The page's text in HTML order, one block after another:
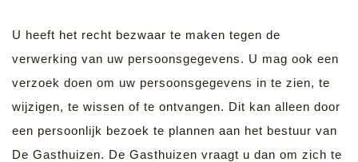
U heeft het recht bezwaar te maken tegen de
verwerking van uw persoonsgegevens. U mag ook een
verzoek doen om uw persoonsgegevens in te zien, te
wijzigen, te wissen of te ontvangen. Dit kan alleen door
een persoonlijk bezoek te plannen aan het bestuur van
De Gasthuizen. De Gasthuizen vraagt u dan om zich te